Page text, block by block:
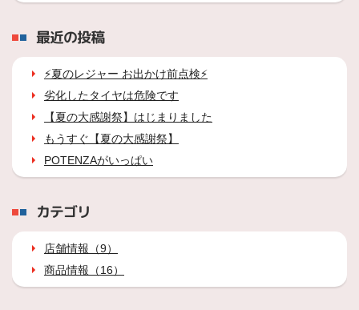
最近の投稿
⚡夏のレジャー お出かけ前点検⚡
劣化したタイヤは危険です
【夏の大感謝祭】はじまりました
もうすぐ【夏の大感謝祭】
POTENZAがいっぱい
カテゴリ
店舗情報（9）
商品情報（16）